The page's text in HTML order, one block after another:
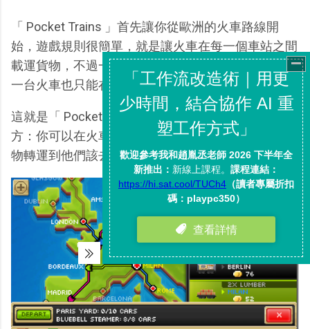
「 Pocket Trains 」首先讓你從歐洲的火車路線開
始，遊戲規則很簡單，就是讓火車在每一個車站之間
載運貨物，不過一條同顏色的路線只能跑一台火車，
一台火車也只能在自己專屬的那一條路線上跑。
這就是「 Pocket Trains 」中最主要需要動腦的地
方：你可以在火車站裡載貨、卸貨，選擇要怎麼把貨
物轉運到他們該去的地方。